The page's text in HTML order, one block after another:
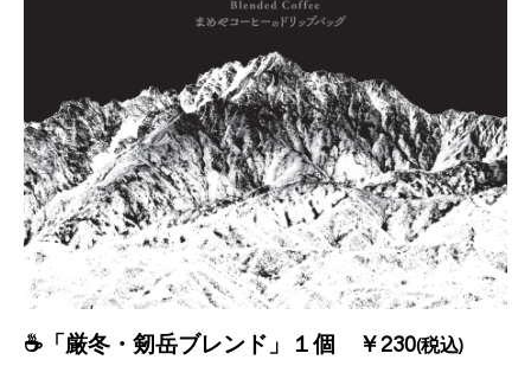
☕「厳冬・剱岳ブレンド」１個 ￥230(税込)